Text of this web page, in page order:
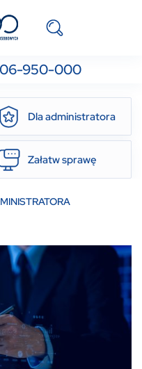
950-000
Dla administratora
Załatw sprawę